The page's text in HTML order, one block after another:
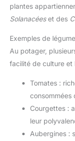
plantes
Solanacéeset des
Exemples de
Au potager,
facilité de culture et
Tomates :
consommées
Courgettes :
leur
Aubergines :